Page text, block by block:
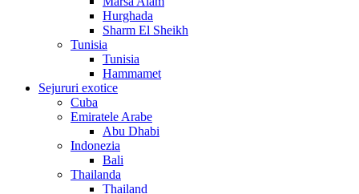
Hurghada
Sharm El Sheikh
Tunisia
Tunisia
Hammamet
Sejururi exotice
Cuba
Emiratele Arabe
Abu Dhabi
Indonezia
Bali
Thailanda
Thailand